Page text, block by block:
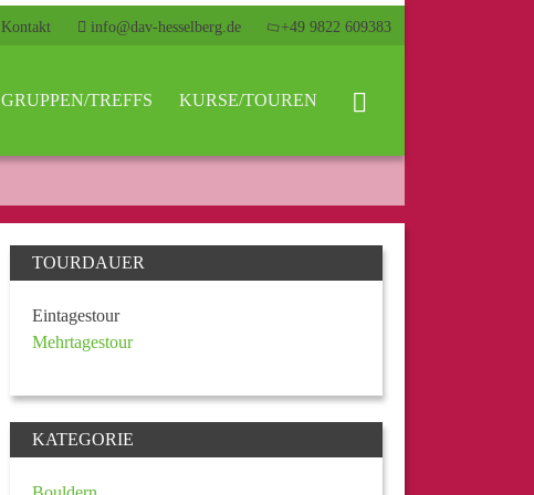
Kontakt info@dav-hesselberg.de +49 9822 609383
GRUPPEN/TREFFS KURSE/TOUREN
TOURDAUER
Eintagestour
Mehrtagestour
KATEGORIE